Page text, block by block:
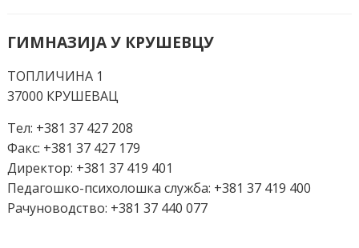
ГИМНАЗИЈА У КРУШЕВЦУ
ТОПЛИЧИНА 1
37000 КРУШЕВАЦ
Тел: +381 37 427 208
Факс: +381 37 427 179
Директор: +381 37 419 401
Педагошко-психолошка служба: +381 37 419 400
Рачуноводство: +381 37 440 077